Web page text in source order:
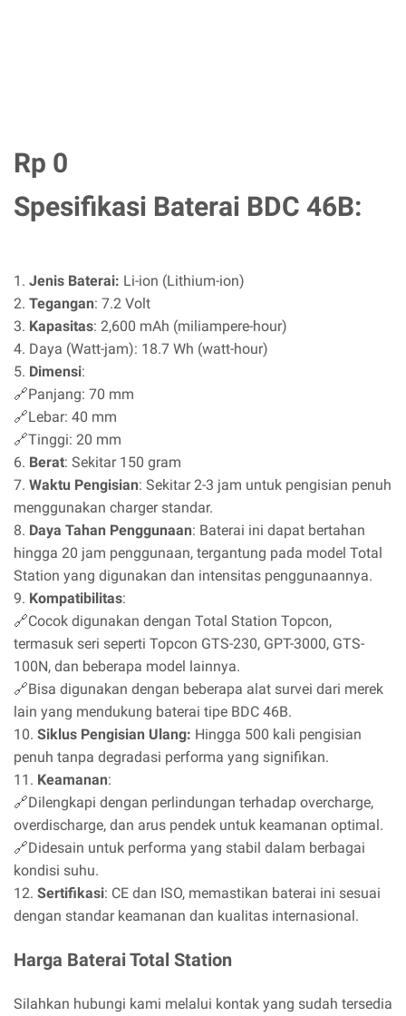
Rp 0
Spesifikasi Baterai BDC 46B:
1. Jenis Baterai: Li-ion (Lithium-ion)
2. Tegangan: 7.2 Volt
3. Kapasitas: 2,600 mAh (miliampere-hour)
4. Daya (Watt-jam): 18.7 Wh (watt-hour)
5. Dimensi:
🔗Panjang: 70 mm
🔗Lebar: 40 mm
🔗Tinggi: 20 mm
6. Berat: Sekitar 150 gram
7. Waktu Pengisian: Sekitar 2-3 jam untuk pengisian penuh
menggunakan charger standar.
8. Daya Tahan Penggunaan: Baterai ini dapat bertahan
hingga 20 jam penggunaan, tergantung pada model Total
Station yang digunakan dan intensitas penggunaannya.
9. Kompatibilitas:
🔗Cocok digunakan dengan Total Station Topcon,
termasuk seri seperti Topcon GTS-230, GPT-3000, GTS-
100N, dan beberapa model lainnya.
🔗Bisa digunakan dengan beberapa alat survei dari merek
lain yang mendukung baterai tipe BDC 46B.
10. Siklus Pengisian Ulang: Hingga 500 kali pengisian
penuh tanpa degradasi performa yang signifikan.
11. Keamanan:
🔗Dilengkapi dengan perlindungan terhadap overcharge,
overdischarge, dan arus pendek untuk keamanan optimal.
🔗Didesain untuk performa yang stabil dalam berbagai
kondisi suhu.
12. Sertifikasi: CE dan ISO, memastikan baterai ini sesuai
dengan standar keamanan dan kualitas internasional.
Harga Baterai Total Station
Silahkan hubungi kami melalui kontak yang sudah tersedia